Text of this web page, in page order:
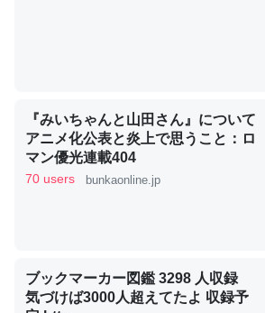
利だから両方が拮抗してるのでは」と
いる鋏角類（カブトガニ・ウミグモ）は
ずキチンを強化してる筈だが、酵素が
これを元に考えるとカルシウムを大量
類は苦労してるんだな…。腹足類だと殻
─ニュース :: 【研究発表】昆虫学の大問題＝
いのか」に関する新仮説
『みいちゃんと山田さん』について
アニメ化公表と炎上で思うこと：ロ
マン優光連載404
70 users bunkaonline.jp
ブックマーカー図鑑 3298 人収録
気づけば3000人超えてたよ 収録予